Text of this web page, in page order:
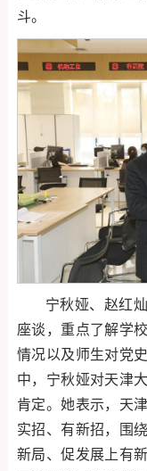
斗。
宁秋娅、赵红
座谈，重点了解学
情况以及师生对党
中，宁秋娅对天津
肯定。她表示，天
实招、有新招，围
新局、促发展上有